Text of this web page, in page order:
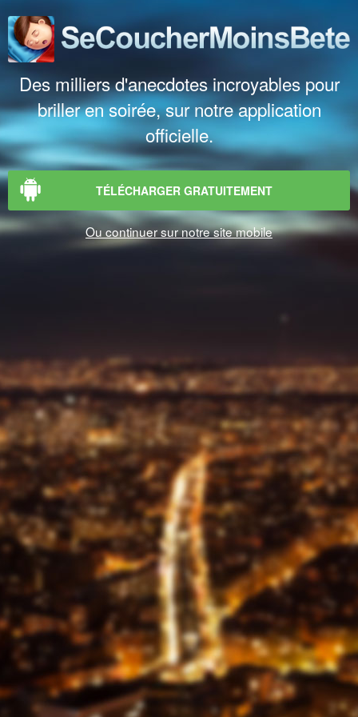
Des milliers d'anecdotes incroyables pour
briller en soirée, sur notre application
officielle.
TÉLÉCHARGER GRATUITEMENT
Ou continuer sur notre site mobile